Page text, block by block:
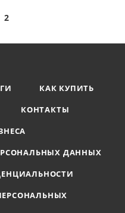
2
КАК КУПИТЬ
КОНТАКТЫ
ДАННЫХ